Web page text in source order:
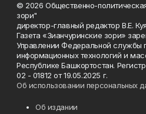
© 2026 Общественно-
зори"
директор-главный редактор В.Е.
Газета «Зианчуринские зори»
Управлении Федеральной службы
информационных технологий и
Республике Башкортостан.
02 - 01812 от 19.05.2025 г.
Об использовании персональных
Об издании